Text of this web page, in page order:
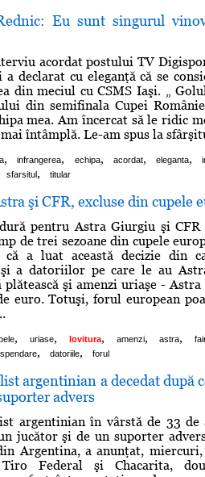
Eu sunt singurul
acordat postului TV
declarat cu eleganţă că se
din meciul cu CSMS Iaşi. „
din semifinala Cupei
mea. Am încercat să le ridic
întâmplă. Le-am spus la
, infrangerea, echipa, acordat, eleganta,
sfarsitul, titular
şi CFR, excluse din cupele
pentru Astra Giurgiu şi
de trei sezoane din cupele
a luat această decizie din
a datoriilor pe care le au
plătească şi amenzi uriaşe -
euro. Totuşi, forul european
, uriase, lovitura, amenzi, astra,
, datoriile, forul
argentinian a decedat după
advers
argentinian în vârstă de 33 de
jucător şi de un suporter
Argentina, a anunţat,
Tiro Federal şi Chacarita,